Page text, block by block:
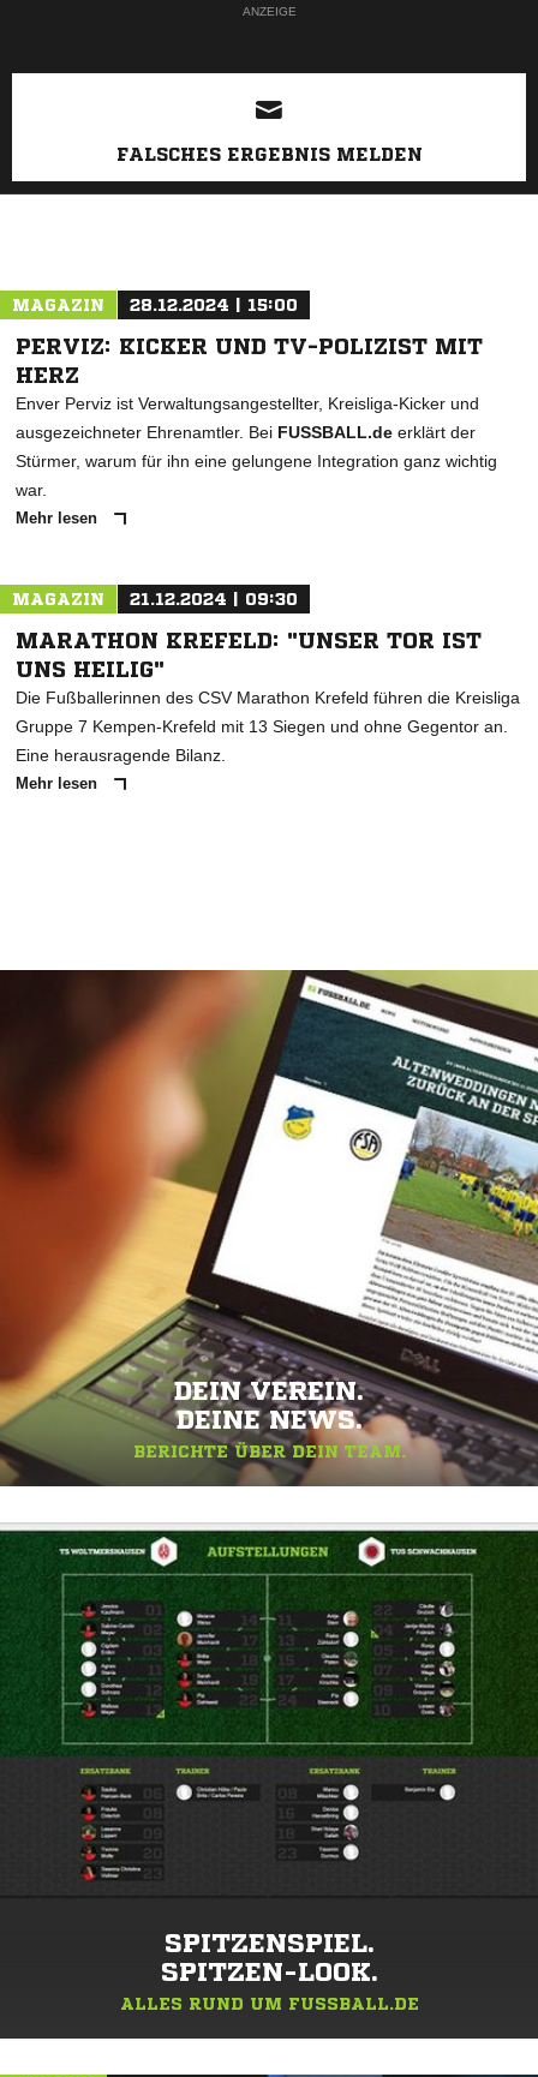
ANZEIGE
FALSCHES ERGEBNIS MELDEN
MAGAZIN 28.12.2024 | 15:00
PERVIZ: KICKER UND TV-POLIZIST MIT
HERZ
Enver Perviz ist Verwaltungsangestellter, Kreisliga-Kicker und
ausgezeichneter Ehrenamtler. Bei FUSSBALL.de erklärt der
Stürmer, warum für ihn eine gelungene Integration ganz wichtig
war.
Mehr lesen
MAGAZIN 21.12.2024 | 09:30
MARATHON KREFELD: "UNSER TOR IST
UNS HEILIG"
Die Fußballerinnen des CSV Marathon Krefeld führen die Kreisliga
Gruppe 7 Kempen-Krefeld mit 13 Siegen und ohne Gegentor an.
Eine herausragende Bilanz.
Mehr lesen
DEIN VEREIN.
DEINE NEWS.
BERICHTE ÜBER DEIN TEAM.
SPITZENSPIEL.
SPITZEN-LOOK.
ALLES RUND UM FUSSBALL.DE